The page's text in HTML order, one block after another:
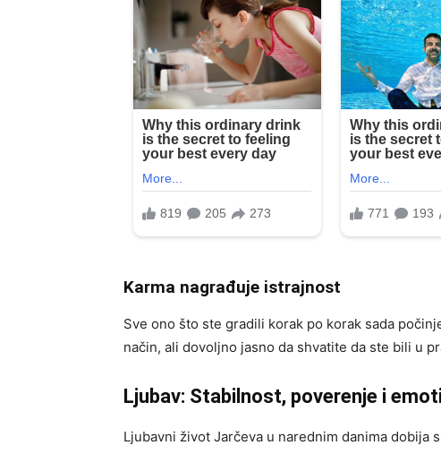
Karma nagrađuje istrajnost
Sve ono što ste gradili korak po korak sada
način, ali dovoljno jasno da shvatite da ste bili u
Ljubav: Stabilnost, poverenje i
Ljubavni život Jarčeva u narednim danima dobija